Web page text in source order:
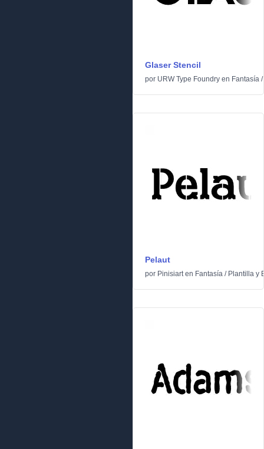
Glaser Stencil
por URW Type Foundry en Fantasía /
Pelaut
por Pinisiarten Fantasía / Plantilla y